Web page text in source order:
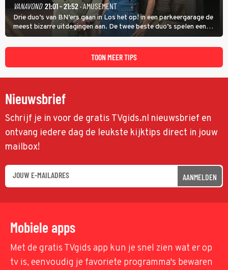
VANAVOND 21:01 - 21:52· AMUSEMENT
Drie duo’s van BN’ers gaan in Los het op! in een parkeergarage de
meest bizarre uitdagingen aan. De twee beste duo’s spelen een
onderlinge finale. Met in deze aflevering onder anderen cabaretiers
Nabil Aoulad Ayad en Annick Boer.
TOON MEER TIPS
Nieuwsbrief
Schrijf je in voor de gratis TVgids.nl nieuwsbrief en
ontvang iedere dag de leukste kijktips direct in jouw
mailbox!
AANMELDEN
Mobiele apps
Met de gratis TVgids app kun je snel zien wat er op
tv is, eenvoudig je favoriete programma's bewaren